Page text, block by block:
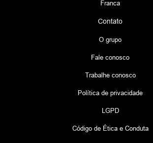
Franca
Contato
O grupo
Fale conosco
Trabalhe conosco
Política de privacidade
LGPD
Código de Ética e Conduta